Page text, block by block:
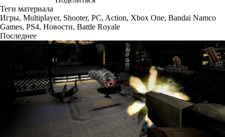
Теги материала
Игры, Multiplayer, Shooter, PC, Action, Xbox One, Bandai Namco
Games, PS4, Новости, Battle Royale
Последнее